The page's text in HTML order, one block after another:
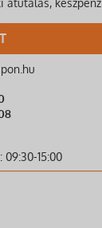
15:00